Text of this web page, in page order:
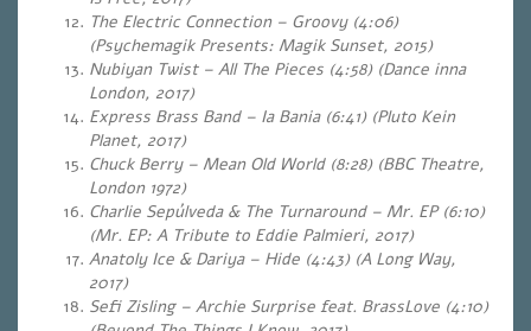
The Electric Connection – Groovy (4:06)
(Psychemagik Presents: Magik Sunset, 2015)
Nubiyan Twist – All The Pieces (4:58) (Dance inna
London, 2017)
Express Brass Band – Ia Bania (6:41) (Pluto Kein
Planet, 2017)
Chuck Berry – Mean Old World (8:28) (BBC Theatre,
London 1972)
Charlie Sepúlveda & The Turnaround – Mr. EP (6:10)
(Mr. EP: A Tribute to Eddie Palmieri, 2017)
Anatoly Ice & Dariya – Hide (4:43) (A Long Way,
2017)
Sefi Zisling – Archie Surprise feat. BrassLove (4:10)